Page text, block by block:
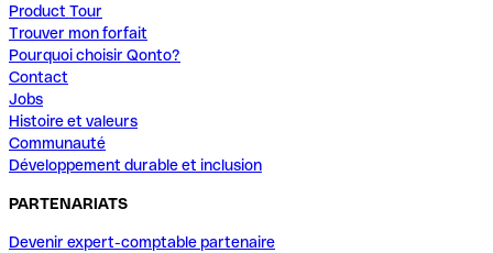
Product Tour
Trouver mon forfait
Pourquoi choisir Qonto?
Contact
Jobs
Histoire et valeurs
Communauté
Développement durable et inclusion
PARTENARIATS
Devenir expert-comptable partenaire